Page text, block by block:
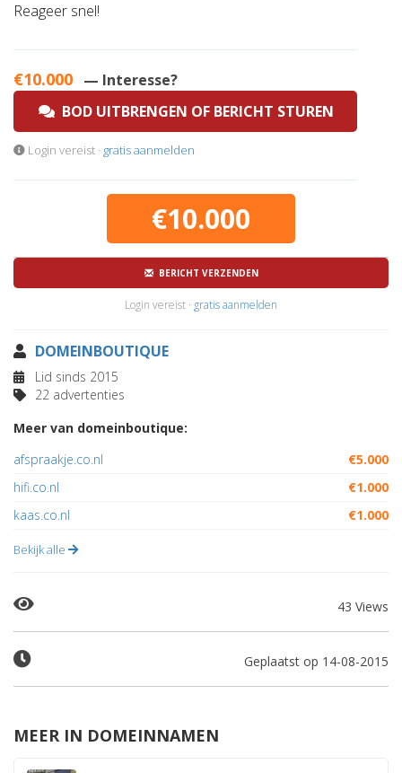
Reageer snel!
€10.000 — Interesse?
BOD UITBRENGEN OF BERICHT STUREN
Login vereist · gratis aanmelden
€10.000
BERICHT VERZENDEN
Login vereist · gratis aanmelden
DOMEINBOUTIQUE
Lid sinds 2015
22 advertenties
Meer van domeinboutique:
afspraakje.co.nl
€5.000
hifi.co.nl
€1.000
kaas.co.nl
€1.000
Bekijk alle
43 Views
Geplaatst op 14-08-2015
MEER IN DOMEINNAMEN